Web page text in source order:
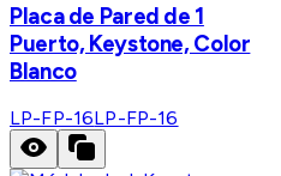
Placa de Pared de 1
Puerto, Keystone, Color
Blanco
LP-FP-16LP-FP-16